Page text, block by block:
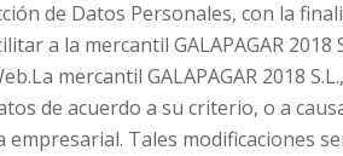
de Datos Personales, con la
a la mercantil GALAPAGAR 2018
mercantil GALAPAGAR 2018
de acuerdo a su criterio, o a
Tales modificaciones